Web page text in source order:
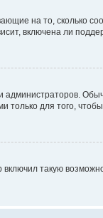
на то, сколько
включена ли
администраторов.
для того,
такую